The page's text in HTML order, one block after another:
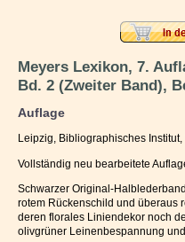
Meyers Lexikon, 7.
Bd. 2 (Zweiter Band),
Auflage
Leipzig, Bibliographisches Institut,
Vollständig neu bearbeitete
Schwarzer Original-
rotem Rückenschild und überaus
deren florales Liniendekor noch
olivgrüner Leinenbespannung